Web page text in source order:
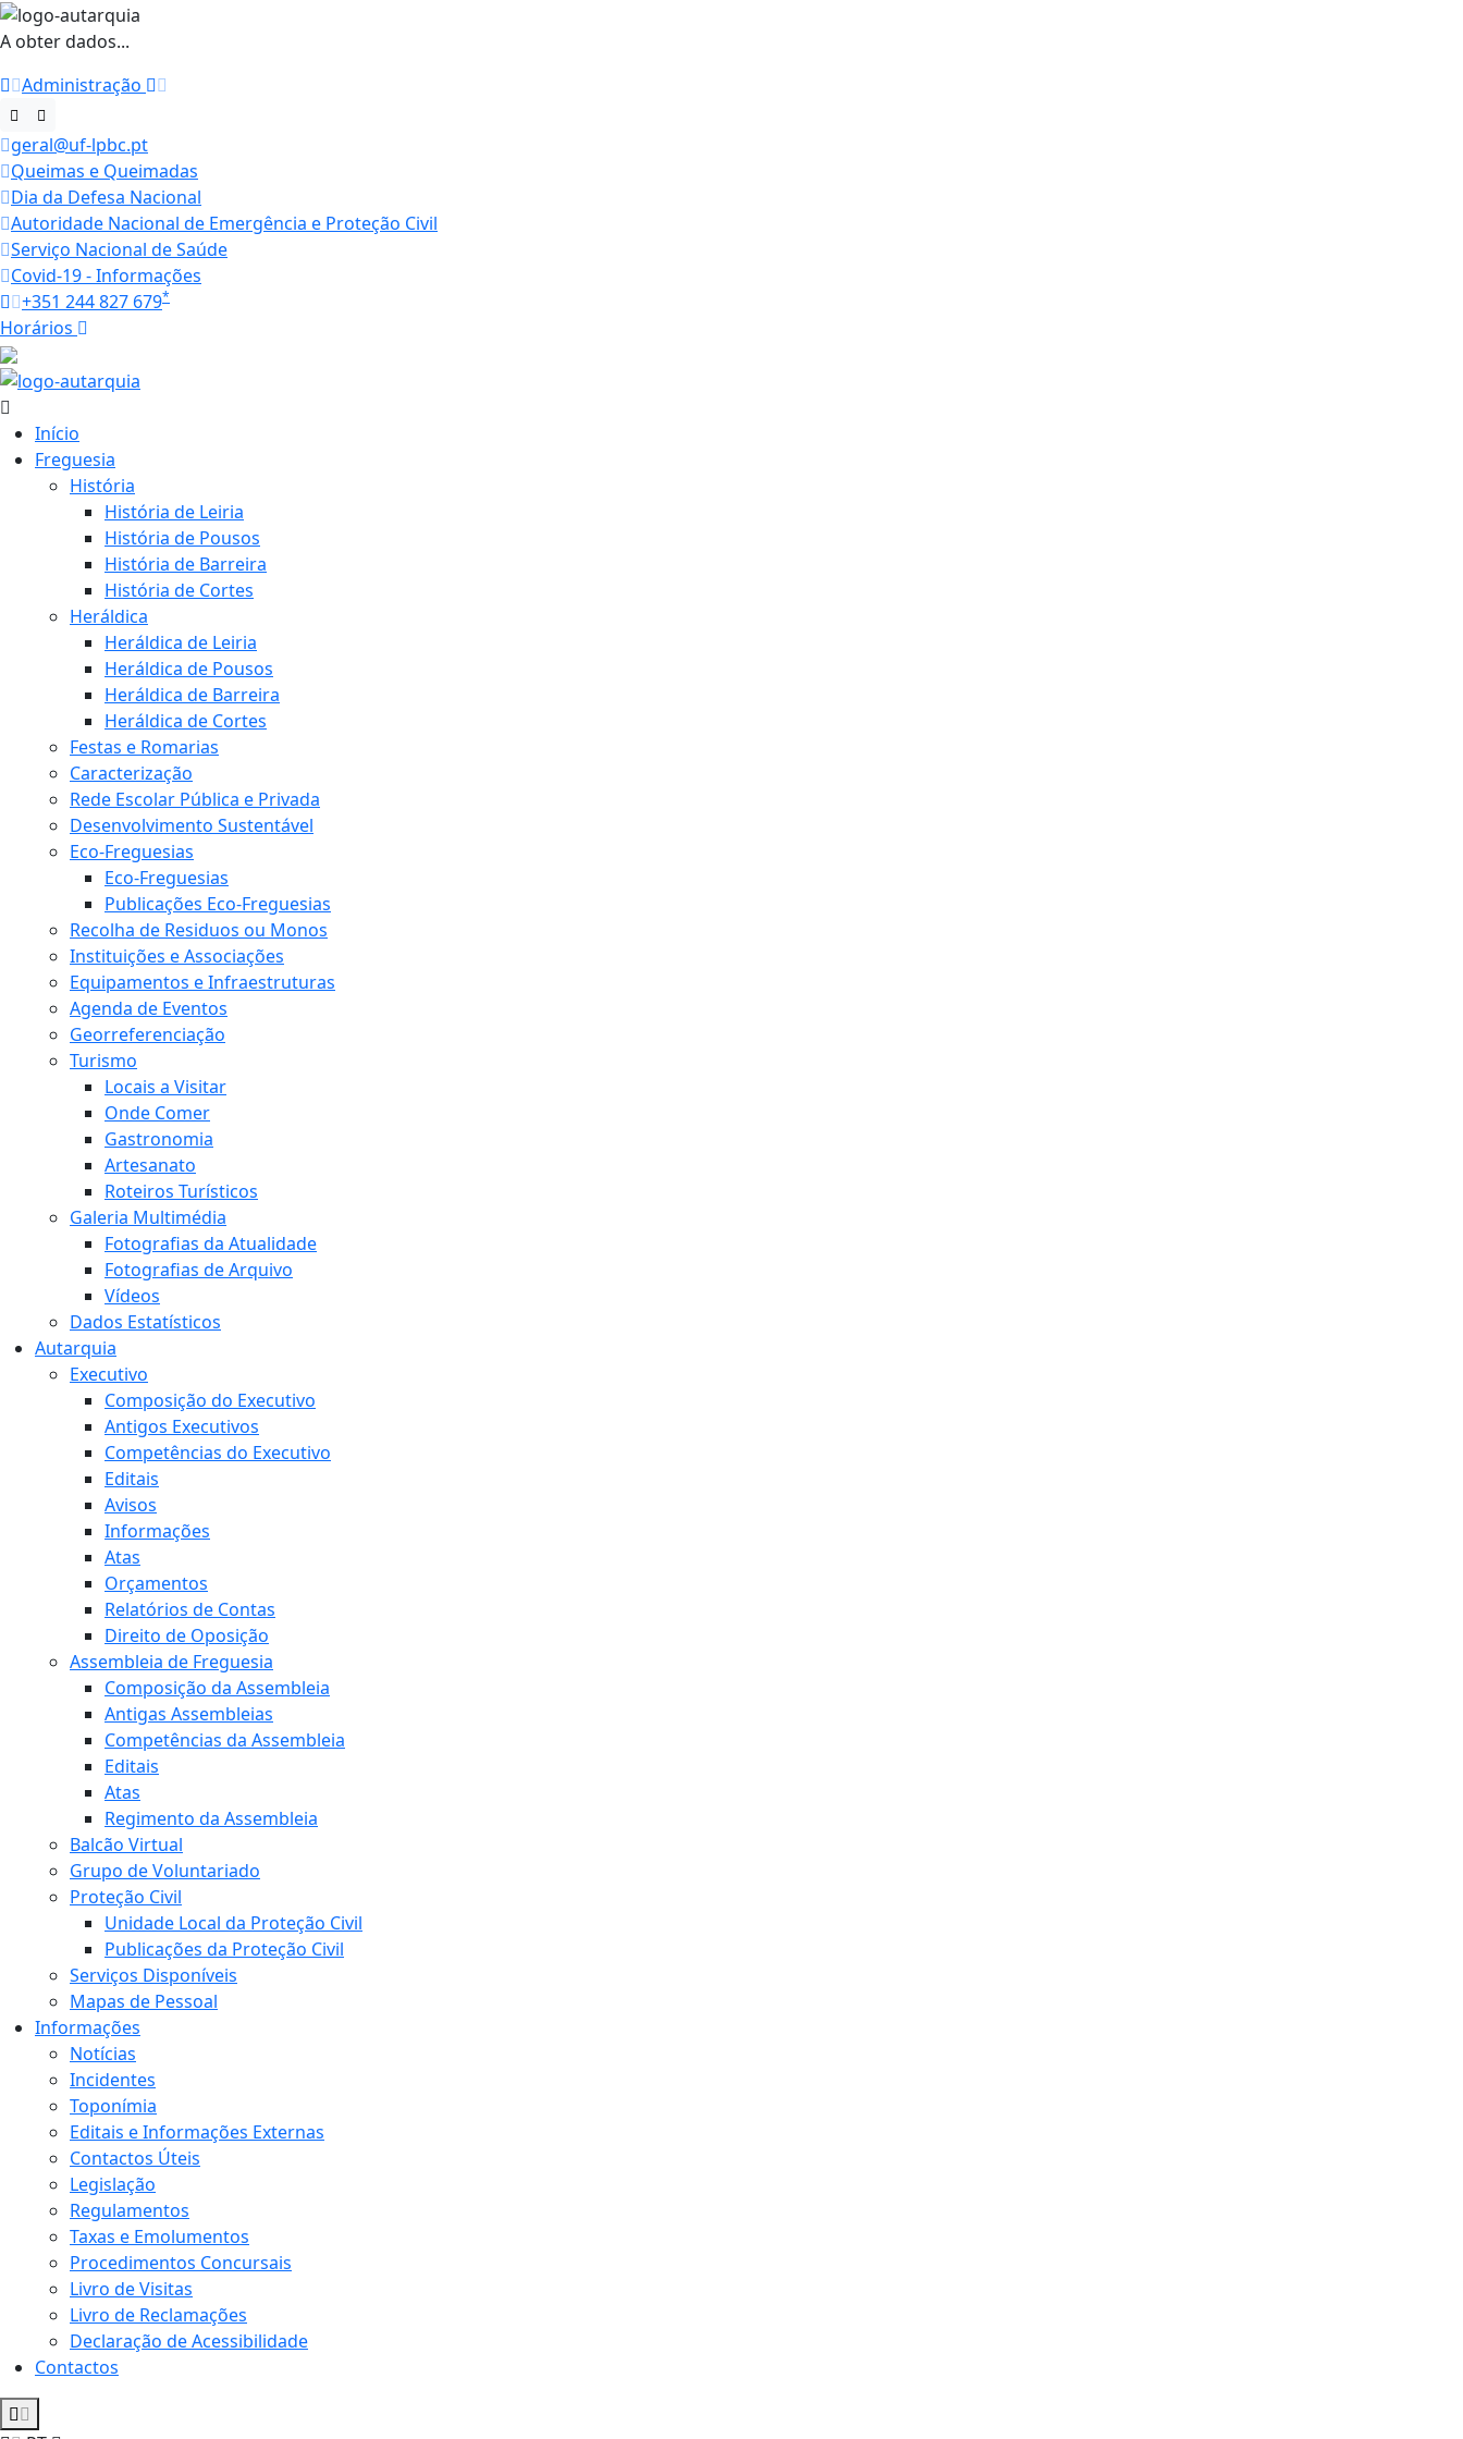
A obter dados...
Administração
geral@uf-lpbc.pt
Queimas e Queimadas
Dia da Defesa Nacional
Autoridade Nacional de Emergência e Proteção Civil
Serviço Nacional de Saúde
Covid-19 - Informações
+351 244 827 679*
Horários
Início
Freguesia
História
História de Leiria
História de Pousos
História de Barreira
História de Cortes
Heráldica
Heráldica de Leiria
Heráldica de Pousos
Heráldica de Barreira
Heráldica de Cortes
Festas e Romarias
Caracterização
Rede Escolar Pública e Privada
Desenvolvimento Sustentável
Eco-Freguesias
Eco-Freguesias
Publicações Eco-Freguesias
Recolha de Residuos ou Monos
Instituições e Associações
Equipamentos e Infraestruturas
Agenda de Eventos
Georreferenciação
Turismo
Locais a Visitar
Onde Comer
Gastronomia
Artesanato
Roteiros Turísticos
Galeria Multimédia
Fotografias da Atualidade
Fotografias de Arquivo
Vídeos
Dados Estatísticos
Autarquia
Executivo
Composição do Executivo
Antigos Executivos
Competências do Executivo
Editais
Avisos
Informações
Atas
Orçamentos
Relatórios de Contas
Direito de Oposição
Assembleia de Freguesia
Composição da Assembleia
Antigas Assembleias
Competências da Assembleia
Editais
Atas
Regimento da Assembleia
Balcão Virtual
Grupo de Voluntariado
Proteção Civil
Unidade Local da Proteção Civil
Publicações da Proteção Civil
Serviços Disponíveis
Mapas de Pessoal
Informações
Notícias
Incidentes
Toponímia
Editais e Informações Externas
Contactos Úteis
Legislação
Regulamentos
Taxas e Emolumentos
Procedimentos Concursais
Livro de Visitas
Livro de Reclamações
Declaração de Acessibilidade
Contactos